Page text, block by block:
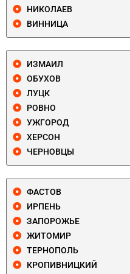
НИКОЛАЕВ
ВИННИЦА
ИЗМАИЛ
ОБУХОВ
ЛУЦК
РОВНО
УЖГОРОД
ХЕРСОН
ЧЕРНОВЦЫ
ФАСТОВ
ИРПЕНЬ
ЗАПОРОЖЬЕ
ЖИТОМИР
ТЕРНОПОЛЬ
КРОПИВНИЦКИЙ